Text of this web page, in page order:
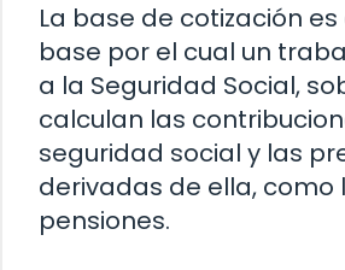
La base de cotización
base por el cual un
a la Seguridad Social,
calculan las
seguridad social y las
derivadas de ella, como
pensiones.